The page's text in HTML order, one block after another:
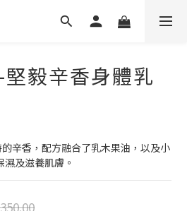
毅辛香身體乳
及滋養肌膚。